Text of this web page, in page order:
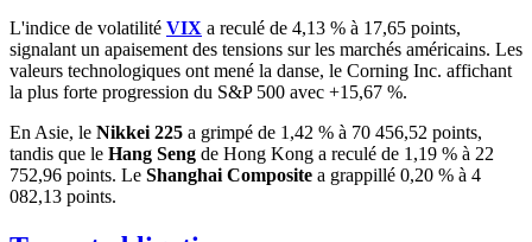
L'indice de volatilité VIX a reculé de 4,13 % à 17,65 points,
signalant un apaisement des tensions sur les marchés américains. Les
valeurs technologiques ont mené la danse, le Corning Inc. affichant
la plus forte progression du S&P 500 avec +15,67 %.
En Asie, le Nikkei 225 a grimpé de 1,42 % à 70 456,52 points,
tandis que le Hang Seng de Hong Kong a reculé de 1,19 % à 22
752,96 points. Le Shanghai Composite a grappillé 0,20 % à 4
082,13 points.